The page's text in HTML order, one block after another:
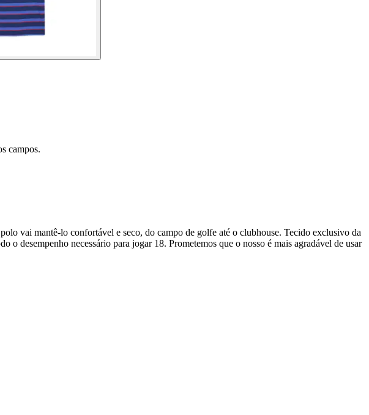
campos.
vai mantê-lo confortável e seco, do campo de golfe até o clubhouse. Tecido exclusivo da
desempenho necessário para jogar 18. Prometemos que o nosso é mais agradável de usar